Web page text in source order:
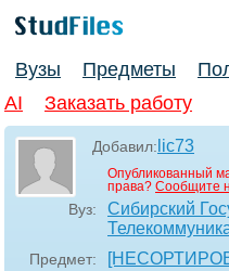
Вузы Предметы
AI
Заказать работу
Добавил: lic73
Опубликованный
права? Сообщите
Вуз:
Сибирский
Предмет: